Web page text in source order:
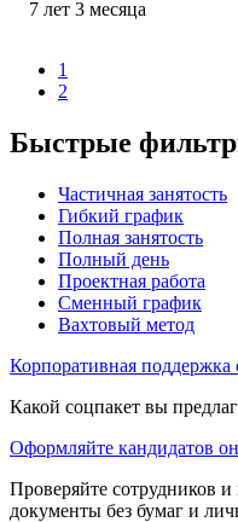
7 лет 3 месяца
1
2
Быстрые
Частичная занятость
Гибкий график
Полная занятость
Полный день
Проектная работа
Сменный график
Вахтовый метод
Корпоративная поддержка
Какой соцпакет вы
Оформляйте кандидатов
Проверяйте сотрудников
документы без бумаг и